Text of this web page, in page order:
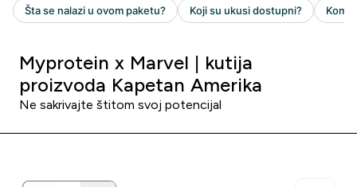
Myprotein x Marvel | kutija
proizvoda Kapetan Amerika
Ne sakrivajte štitom svoj potencijal